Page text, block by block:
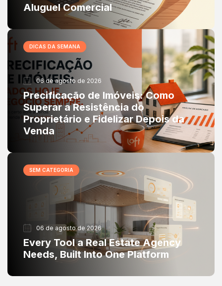
Aluguel Comercial
DICAS DA SEMANA
06 de agosto de 2026
Precificação de Imóveis: Como
Superar a Resistência do
Proprietário e Fidelizar Depois da
Venda
SEM CATEGORIA
06 de agosto de 2026
Every Tool a Real Estate Agency
Needs, Built Into One Platform